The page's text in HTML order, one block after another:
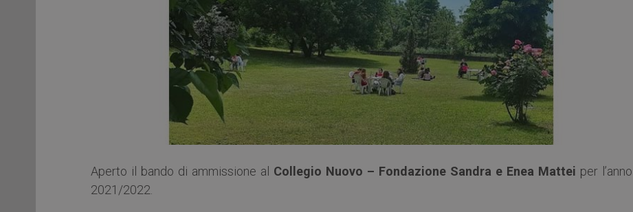
Aperto il bando di ammissione al Collegio Nuovo – Fondazione Sandra e Enea Mattei per l’anno
2021/2022.